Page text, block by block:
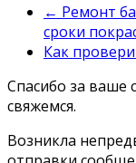
← Ремонт
сроки
Как
Спасибо за ваше
свяжемся.
Возникла